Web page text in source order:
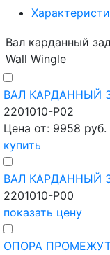
Вал карданный
Wall Wingle
ВАЛ КАРДАННЫЙ
2201010-P02
Цена от: 9958 руб.
купить
ВАЛ КАРДАННЫЙ
2201010-P00
показать цену
ОПОРА